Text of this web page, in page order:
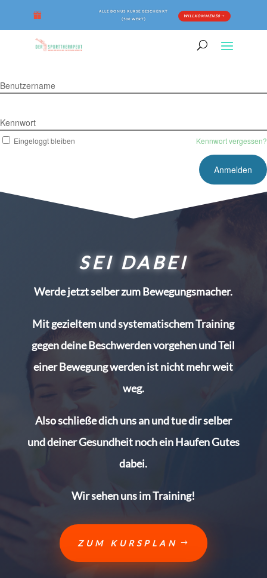
ALLE BONUS KURSE GESCHENKT
(50€ WERT)
WILLKOMMEN50
Benutzername
Kennwort
Eingeloggt bleiben Kennwort vergessen?
SEI DABEI
Werde jetzt selber zum Bewegungsmacher.
Mit gezieltem und systematischem Training
gegen deine Beschwerden vorgehen und Teil
einer Bewegung werden ist nicht mehr weit
weg.
Also schließe dich uns an und tue dir selber
und deiner Gesundheit noch ein Haufen Gutes
dabei.
Wir sehen uns im Training!
ZUM KURSPLAN